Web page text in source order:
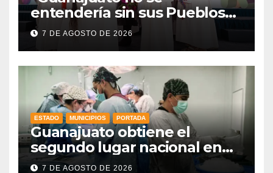
entendería sin sus Pueblos
Indígenas”: Libia Dennise
fortalece el orgullo del
7 DE AGOSTO DE 2026
ESTADO MUNICIPIOS PORTADA
Guanajuato obtiene el
segundo lugar nacional en
procuración de órganos
7 DE AGOSTO DE 2026